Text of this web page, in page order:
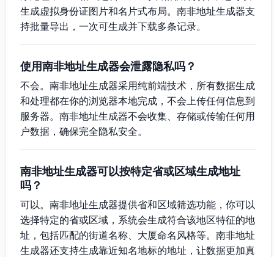
生成虚拟身份证图片和名片式布局。南非地址生成器支
持批量导出，一次可生成并下载多条记录。
使用南非地址生成器会泄露隐私吗？
不会。南非地址生成器采用纯前端技术，所有数据生成
和处理都在你的浏览器本地完成，不会上传任何信息到
服务器。南非地址生成器不会收集、存储或传输任何用
户数据，确保完全隐私安全。
南非地址生成器可以按特定省或区域生成地址
吗？
可以。南非地址生成器提供省和区域筛选功能，你可以
选择特定的省或区域，系统会生成符合该地区特征的地
址，包括匹配的街道名称、大厦命名风格等。南非地址
生成器还支持生成靠近知名地标的地址，让数据更加真